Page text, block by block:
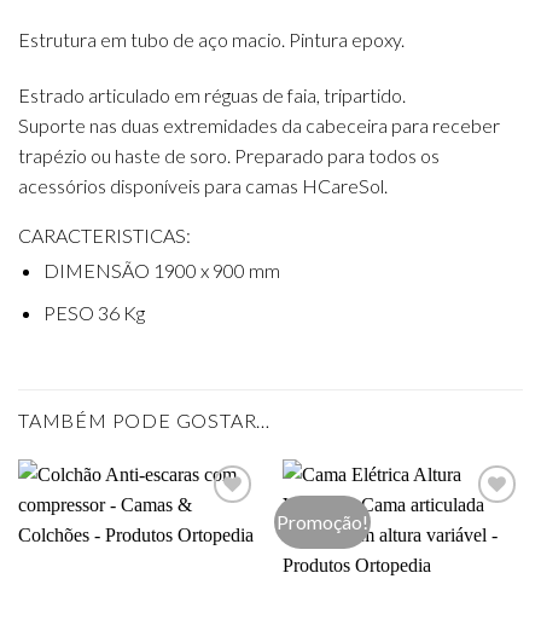
Estrutura em tubo de aço macio. Pintura epoxy.
Estrado articulado em réguas de faia, tripartido.
Suporte nas duas extremidades da cabeceira para receber
trapézio ou haste de soro. Preparado para todos os
acessórios disponíveis para camas HCareSol.
CARACTERISTICAS:
DIMENSÃO 1900 x 900 mm
PESO 36 Kg
TAMBÉM PODE GOSTAR…
Promoção!